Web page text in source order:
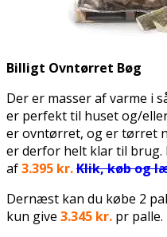
Billigt Ovntørret Bøg
Der er masser af varme i
er perfekt til huset og/
er ovntørret, og er tørret
er derfor helt klar til brug.
af3.395 kr.Klik, køb og l
Dernæst kan du købe 2
kun give 3.345 kr. pr palle.